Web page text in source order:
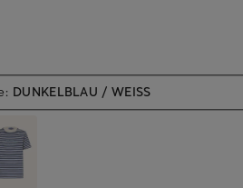
DUNKELBLAU / WEISS